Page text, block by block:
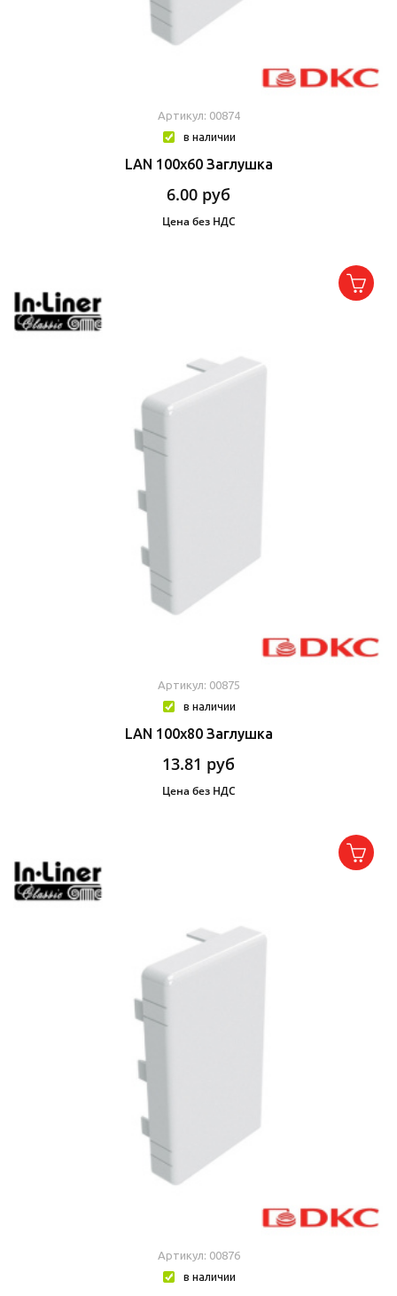
Артикул: 00874
в наличии
LAN 100x60 Заглушка
6.00 руб
Цена без НДС
Артикул: 00875
в наличии
LAN 100x80 Заглушка
13.81 руб
Цена без НДС
Артикул: 00876
в наличии